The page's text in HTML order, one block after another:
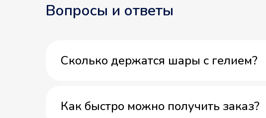
Вопросы и ответы
Сколько держатся шары с гелием?
Как быстро можно получить заказ?